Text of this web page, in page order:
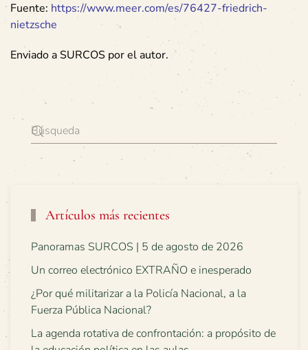
Fuente: https://www.meer.com/es/76427-friedrich-
nietzsche
Enviado a SURCOS por el autor.
Artículos más recientes
Panoramas SURCOS | 5 de agosto de 2026
Un correo electrónico EXTRAÑO e inesperado
¿Por qué militarizar a la Policía Nacional, a la
Fuerza Pública Nacional?
La agenda rotativa de confrontación: a propósito de